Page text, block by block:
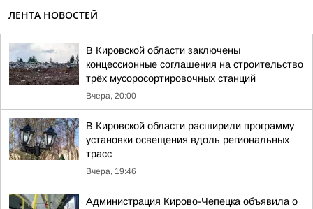
ЛЕНТА НОВОСТЕЙ
В Кировской области заключены
концессионные соглашения на строительство
трёх мусоросортировочных станций
Вчера, 20:00
В Кировской области расширили программу
установки освещения вдоль региональных
трасс
Вчера, 19:46
Администрация Кирово-Чепецка объявила о